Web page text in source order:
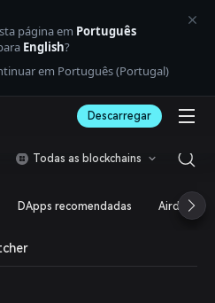
página em Português
English?
em Português (Portugal)
Descarregar
Todas as blockchains
DApps recomendadas Airdrop